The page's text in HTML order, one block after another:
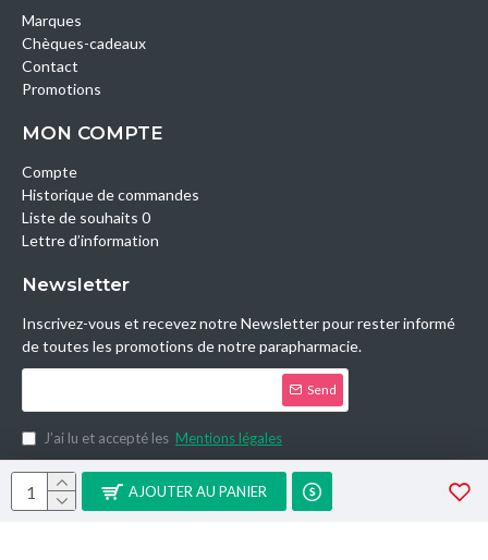
AJOUTER AU PANIER
Marques
Chèques-cadeaux
Contact
Promotions
MON COMPTE
Compte
Historique de commandes
Liste de souhaits 0
Lettre d’information
Newsletter
Inscrivez-vous et recevez notre Newsletter pour rester informé
de toutes les promotions de notre parapharmacie.
Send
J’ai lu et accepté les Mentions légales
Copyright © 2014, Parashop.tn, All Rights Reserved.